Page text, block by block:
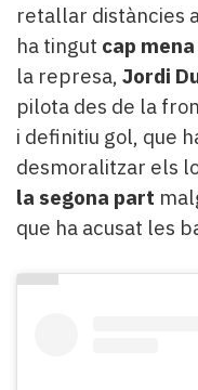
retallar distàncies
ha tingut cap
la represa, Jordi
pilota des de la
i definitiu gol, que
desmoralitzar els
la segona part
que ha acusat les